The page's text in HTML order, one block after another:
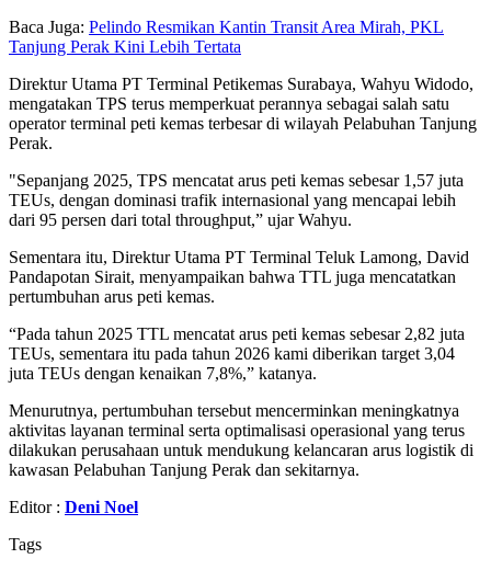
Baca Juga: Pelindo Resmikan Kantin Transit Area Mirah, PKL
Tanjung Perak Kini Lebih Tertata
Direktur Utama PT Terminal Petikemas Surabaya, Wahyu Widodo,
mengatakan TPS terus memperkuat perannya sebagai salah satu
operator terminal peti kemas terbesar di wilayah Pelabuhan Tanjung
Perak.
"Sepanjang 2025, TPS mencatat arus peti kemas sebesar 1,57 juta
TEUs, dengan dominasi trafik internasional yang mencapai lebih
dari 95 persen dari total throughput,” ujar Wahyu.
Sementara itu, Direktur Utama PT Terminal Teluk Lamong, David
Pandapotan Sirait, menyampaikan bahwa TTL juga mencatatkan
pertumbuhan arus peti kemas.
“Pada tahun 2025 TTL mencatat arus peti kemas sebesar 2,82 juta
TEUs, sementara itu pada tahun 2026 kami diberikan target 3,04
juta TEUs dengan kenaikan 7,8%,” katanya.
Menurutnya, pertumbuhan tersebut mencerminkan meningkatnya
aktivitas layanan terminal serta optimalisasi operasional yang terus
dilakukan perusahaan untuk mendukung kelancaran arus logistik di
kawasan Pelabuhan Tanjung Perak dan sekitarnya.
Editor : Deni Noel
Tags